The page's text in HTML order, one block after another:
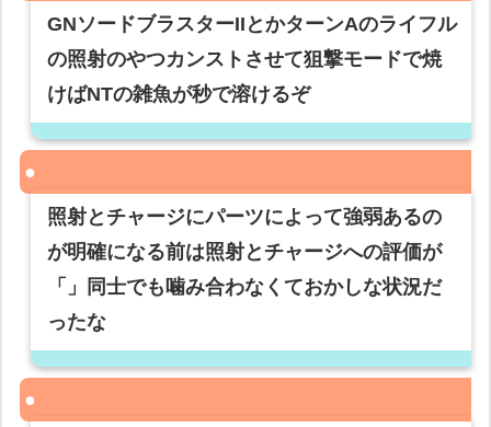
GNソードブラスターIIとかターンAのライフル
の照射のやつカンストさせて狙撃モードで焼
けばNTの雑魚が秒で溶けるぞ
照射とチャージにパーツによって強弱あるの
が明確になる前は照射とチャージへの評価が
「」同士でも噛み合わなくておかしな状況だ
ったな